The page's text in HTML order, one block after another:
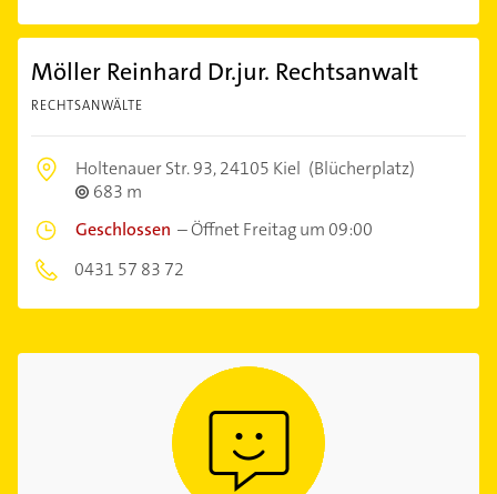
Möller Reinhard Dr.jur. Rechtsanwalt
RECHTSANWÄLTE
Holtenauer Str. 93,24105 Kiel (Blücherplatz)
683 m
Geschlossen –Öffnet Freitag um 09:00
0431 57 83 72